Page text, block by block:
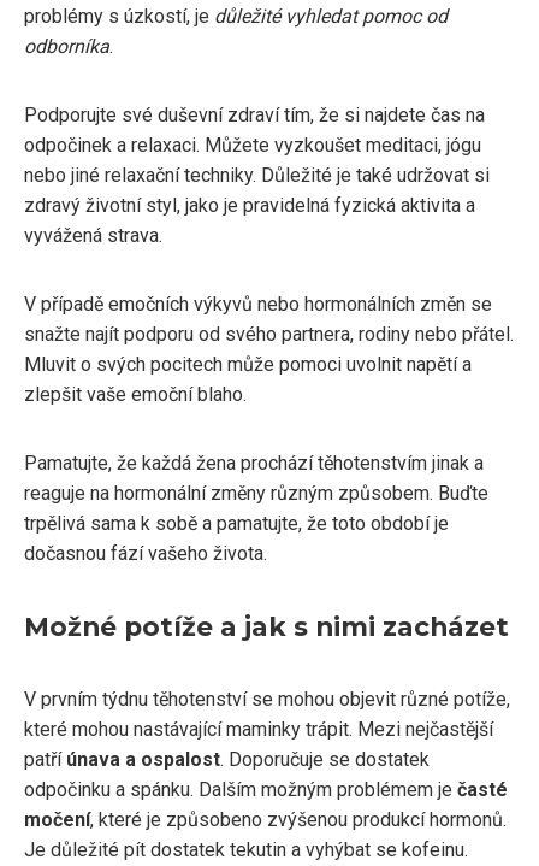
problémy s úzkostí, je důležité vyhledat pomoc od
odborníka.
Podporujte své duševní zdraví tím, že si najdete čas na
odpočinek a relaxaci. Můžete vyzkoušet meditaci, jógu
nebo jiné relaxační techniky. Důležité je také udržovat si
zdravý životní styl, jako je pravidelná fyzická aktivita a
vyvážená strava.
V případě emočních výkyvů nebo hormonálních změn se
snažte najít podporu od svého partnera, rodiny nebo přátel.
Mluvit o svých pocitech může pomoci uvolnit napětí a
zlepšit vaše emoční blaho.
Pamatujte, že každá žena prochází těhotenstvím jinak a
reaguje na hormonální změny různým způsobem. Buďte
trpělivá sama k sobě a pamatujte, že toto období je
dočasnou fází vašeho života.
Možné potíže a jak s nimi zacházet
V prvním týdnu těhotenství se mohou objevit různé potíže,
které mohou nastávající maminky trápit. Mezi nejčastější
patří únava a ospalost. Doporučuje se dostatek
odpočinku a spánku. Dalším možným problémem je časté
močení, které je způsobeno zvýšenou produkcí hormonů.
Je důležité pít dostatek tekutin a vyhýbat se kofeinu.